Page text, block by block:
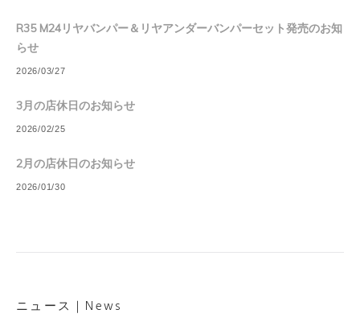
R35 M24リヤバンパー＆リヤアンダーバンパーセット発売のお知
らせ
2026/03/27
3月の店休日のお知らせ
2026/02/25
2月の店休日のお知らせ
2026/01/30
ニュース｜News